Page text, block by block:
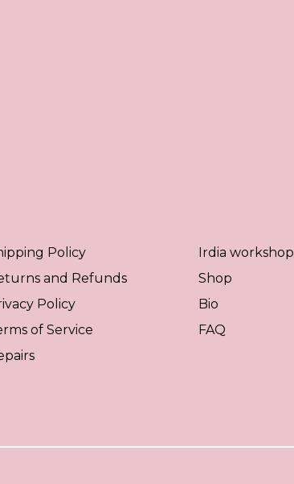
Policy
and Refunds
Policy
of Service
Irdia workshop
Shop
Bio
FAQ